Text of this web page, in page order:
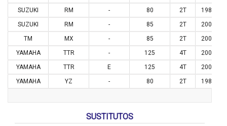
SUZUKI
RM - 80 2T 1986
SUZUKI
RM - 85 2T 2002
TM
MX - 85 2T 2001
YAMAHA
TTR - 125 4T 2000
YAMAHA
TTR E 125 4T 2003
YAMAHA
YZ - 80 2T 1986
SUSTITUTOS